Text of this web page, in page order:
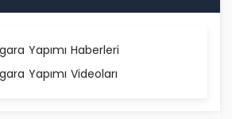
Yapımı Haberleri
Yapımı Videoları